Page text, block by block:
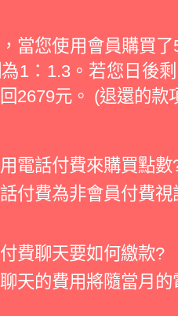
當您使用會員購買
1：1.3。若您日後
2679元。 (退還的款
電話付費來購買點數
付費為非會員付費
費聊天要如何繳款?
天的費用將隨當月